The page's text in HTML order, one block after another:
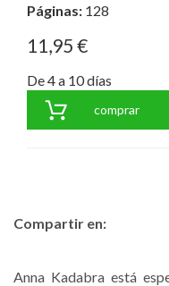
Páginas: 128
11,95 €
De 4 a 10 días
comprar
Compartir en:
Anna Kadabra está